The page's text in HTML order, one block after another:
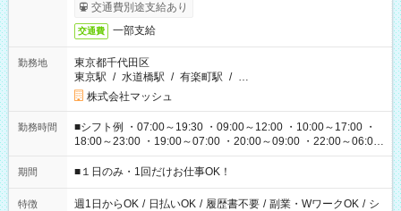
交通費別途支給あり
交通費 一部支給
勤務地
東京都千代田区
東京駅 / 水道橋駅 / 有楽町駅 / …
株式会社マッシュ
勤務時間
■シフト例 ・07:00～19:30 ・09:00～12:00 ・10:00～17:00 ・
18:00～23:00 ・19:00～07:00 ・20:00～09:00 ・22:00～06:00
etc ★最短で3時間で5,120円のお仕事から 15時間で2万円近く稼
げるお仕事も！ ご希望のお時間に合わせてご紹介！ ※シフトは
ください！
期間 ■１日のみ・1回だけお仕事OK！
特徴 週1日からOK / 日払いOK / 履歴書不要 / 副業・WワークOK / シ